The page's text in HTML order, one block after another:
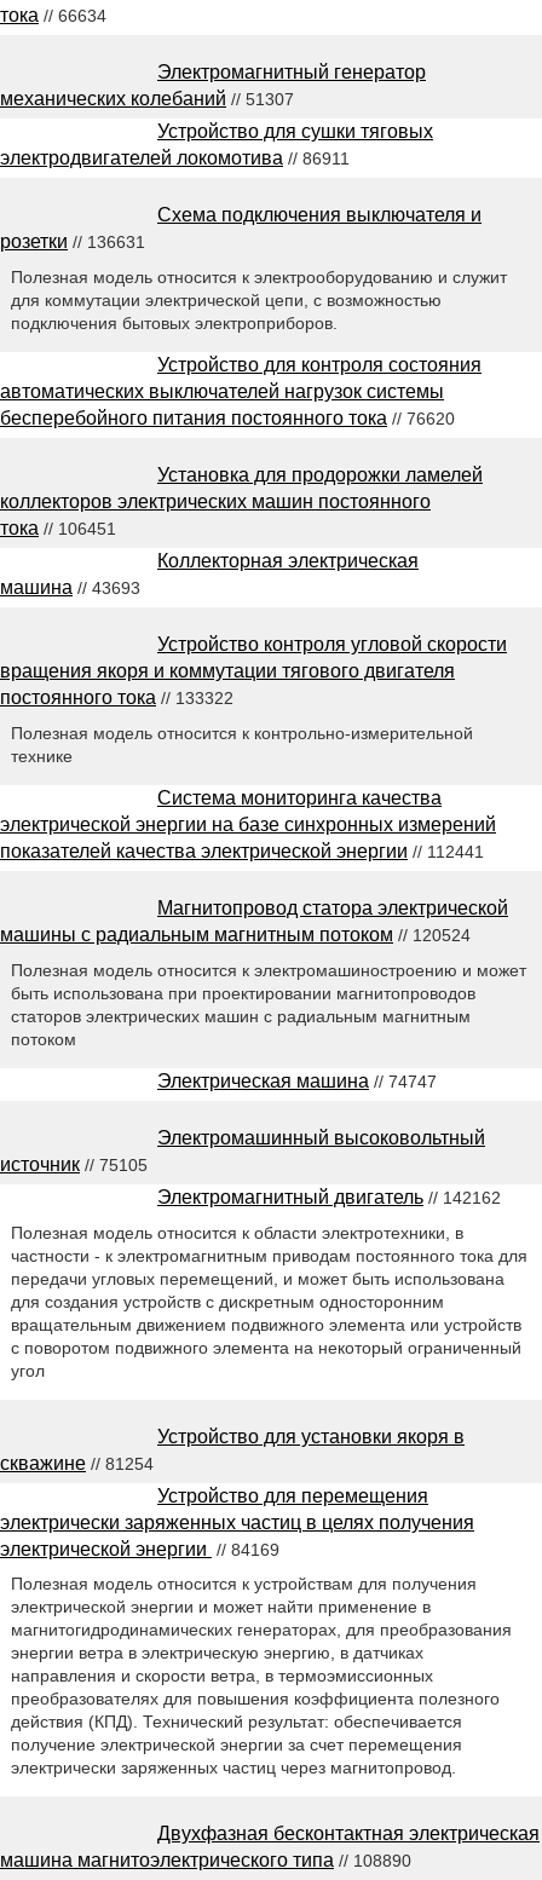
тока // 66634
Электромагнитный генератор
механических колебаний // 51307
Устройство для сушки тяговых
электродвигателей локомотива // 86911
Схема подключения выключателя и
розетки // 136631
Полезная модель относится к электрооборудованию и служит
для коммутации электрической цепи, с возможностью
подключения бытовых электроприборов.
Устройство для контроля состояния
автоматических выключателей нагрузок системы
бесперебойного питания постоянного тока // 76620
Установка для продорожки ламелей
коллекторов электрических машин постоянного
тока // 106451
Коллекторная электрическая
машина // 43693
Устройство контроля угловой скорости
вращения якоря и коммутации тягового двигателя
постоянного тока // 133322
Полезная модель относится к контрольно-измерительной
технике
Система мониторинга качества
электрической энергии на базе синхронных измерений
показателей качества электрической энергии // 112441
Магнитопровод статора электрической
машины с радиальным магнитным потоком // 120524
Полезная модель относится к электромашиностроению и может
быть использована при проектировании магнитопроводов
статоров электрических машин с радиальным магнитным
потоком
Электрическая машина // 74747
Электромашинный высоковольтный
источник // 75105
Электромагнитный двигатель // 142162
Полезная модель относится к области электротехники, в
частности - к электромагнитным приводам постоянного тока для
передачи угловых перемещений, и может быть использована
для создания устройств с дискретным односторонним
вращательным движением подвижного элемента или устройств
с поворотом подвижного элемента на некоторый ограниченный
угол
Устройство для установки якоря в
скважине // 81254
Устройство для перемещения
электрически заряженных частиц в целях получения
электрической энергии // 84169
Полезная модель относится к устройствам для получения
электрической энергии и может найти применение в
магнитогидродинамических генераторах, для преобразования
энергии ветра в электрическую энергию, в датчиках
направления и скорости ветра, в термоэмиссионных
преобразователях для повышения коэффициента полезного
действия (КПД). Технический результат: обеспечивается
получение электрической энергии за счет перемещения
электрически заряженных частиц через магнитопровод.
Двухфазная бесконтактная электрическая
машина магнитоэлектрического типа // 108890